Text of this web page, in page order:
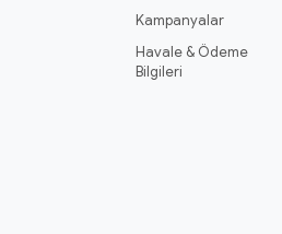
Kampanyalar
Havale & Ödeme
Bilgileri